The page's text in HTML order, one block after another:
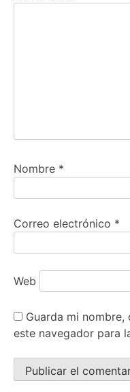
Nombre *
Correo electrónico *
Web
Guarda mi
este navegador para